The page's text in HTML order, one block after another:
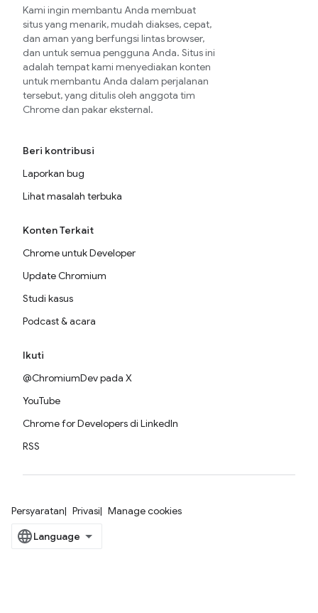
Kami ingin membantu Anda membuat
situs yang menarik, mudah diakses, cepat,
dan aman yang berfungsi lintas browser,
dan untuk semua pengguna Anda. Situs ini
adalah tempat kami menyediakan konten
untuk membantu Anda dalam perjalanan
tersebut, yang ditulis oleh anggota tim
Chrome dan pakar eksternal.
Beri kontribusi
Laporkan bug
Lihat masalah terbuka
Konten Terkait
Chrome untuk Developer
Update Chromium
Studi kasus
Podcast & acara
Ikuti
@ChromiumDev pada X
YouTube
Chrome for Developers di LinkedIn
RSS
Persyaratan Privasi Manage cookies